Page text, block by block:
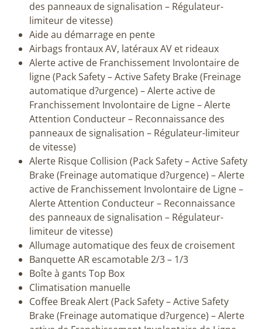
des panneaux de signalisation – Régulateur-
limiteur de vitesse)
Aide au démarrage en pente
Airbags frontaux AV, latéraux AV et rideaux
Alerte active de Franchissement Involontaire de
ligne (Pack Safety – Active Safety Brake (Freinage
automatique d?urgence) – Alerte active de
Franchissement Involontaire de Ligne – Alerte
Attention Conducteur – Reconnaissance des
panneaux de signalisation – Régulateur-limiteur
de vitesse)
Alerte Risque Collision (Pack Safety – Active Safety
Brake (Freinage automatique d?urgence) – Alerte
active de Franchissement Involontaire de Ligne –
Alerte Attention Conducteur – Reconnaissance
des panneaux de signalisation – Régulateur-
limiteur de vitesse)
Allumage automatique des feux de croisement
Banquette AR escamotable 2/3 – 1/3
Boîte à gants Top Box
Climatisation manuelle
Coffee Break Alert (Pack Safety – Active Safety
Brake (Freinage automatique d?urgence) – Alerte